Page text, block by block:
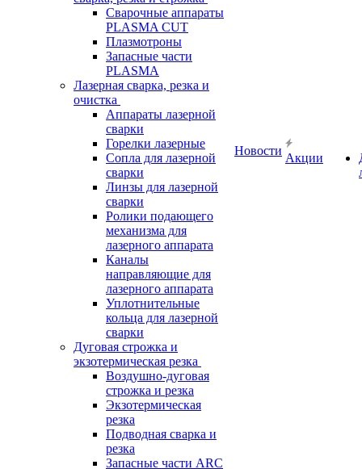
Сварочные аппараты
PLASMA CUT
Плазмотроны
Запасные части
PLASMA
Лазерная сварка, резка и
очистка
Аппараты лазерной
сварки
Горелки лазерные
Сопла для лазерной
сварки
Линзы для лазерной
сварки
Ролики подающего
механизма для
лазерного аппарата
Каналы
направляющие для
лазерного аппарата
Уплотнительные
кольца для лазерной
сварки
Дуговая строжка и
экзотермическая резка
Воздушно-дуговая
строжка и резка
Экзотермическая
резка
Подводная сварка и
резка
Запасные части ARC
Новости
Акции